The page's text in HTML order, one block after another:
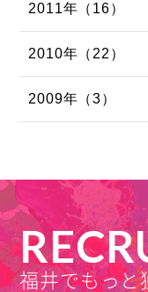
2011年（16）
2010年（22）
2009年（3）
福井でもっと